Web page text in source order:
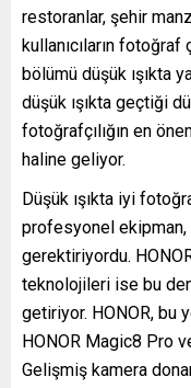
restoranlar, şehir
kullanıcıların
bölümü düşük ışıkta
düşük ışıkta geçtiği
fotoğrafçılığın en
haline geliyor.
Düşük ışıkta iyi
profesyonel
gerektiriyordu.
teknolojileri ise bu
getiriyor. HONOR, bu
HONOR Magic8 Pro
Gelişmiş kamera